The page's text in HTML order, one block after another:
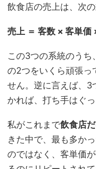
飲食店の売上は、次
売上 ＝ 客数 × 客単価
この3つの系統のうち
の2つをいくら頑張っ
せん。逆に言えば、3
かれば、打ち手はぐっ
私がこれまで飲食店
きた中で、最も多か
のではなく、客単価